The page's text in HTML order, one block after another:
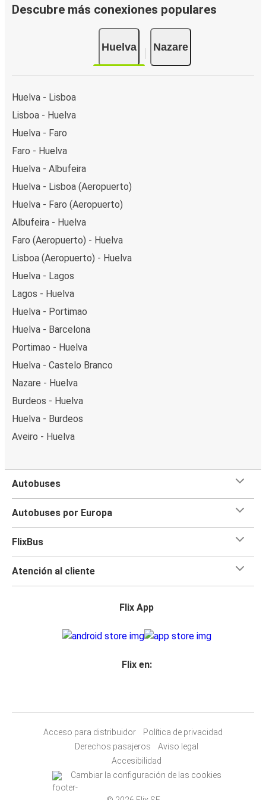
Descubre más conexiones populares
Huelva Nazare
Huelva - Lisboa
Lisboa - Huelva
Huelva - Faro
Faro - Huelva
Huelva - Albufeira
Huelva - Lisboa (Aeropuerto)
Huelva - Faro (Aeropuerto)
Albufeira - Huelva
Faro (Aeropuerto) - Huelva
Lisboa (Aeropuerto) - Huelva
Huelva - Lagos
Lagos - Huelva
Huelva - Portimao
Huelva - Barcelona
Portimao - Huelva
Huelva - Castelo Branco
Nazare - Huelva
Burdeos - Huelva
Huelva - Burdeos
Aveiro - Huelva
Autobuses
Autobuses por Europa
FlixBus
Atención al cliente
Flix App
Flix en:
Acceso para distribuidor
Política de privacidad
Derechos pasajeros
Aviso legal
Accesibilidad
Cambiar la configuración de las cookies